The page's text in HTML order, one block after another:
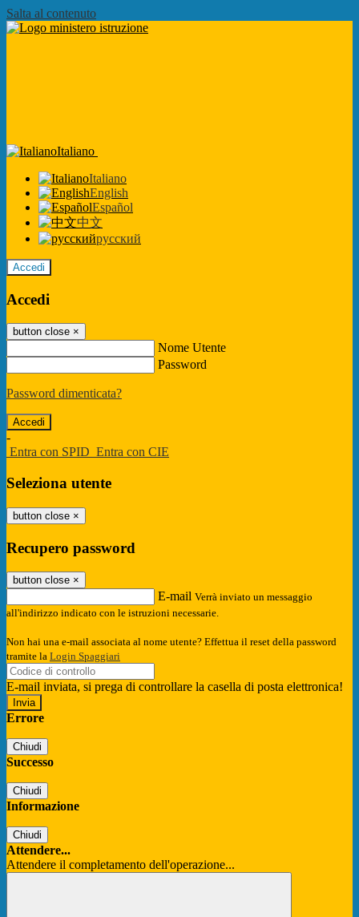
Salta al contenuto
Italiano
Italiano
English
Español
中文
русский
Accedi
Accedi
button close ×
Nome Utente
Password
Password dimenticata?
-
Entra con SPID Entra con CIE
Seleziona utente
button close ×
Recupero password
button close ×
E-mail Verrà inviato un messaggio
all'indirizzo indicato con le istruzioni necessarie.
Non hai una e-mail associata al nome utente? Effettua il reset della password
tramite la Login Spaggiari
E-mail inviata, si prega di controllare la casella di posta elettronica!
Errore
Chiudi
Successo
Chiudi
Informazione
Chiudi
Attendere...
Attendere il completamento dell'operazione...